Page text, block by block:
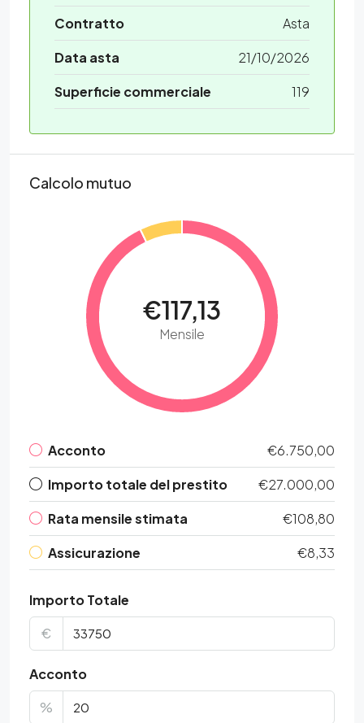
Contratto
Asta
Data asta
21/10/2026
Superficie commerciale
119
Calcolo mutuo
€117,13
Mensile
Acconto
€6.750,00
Importo totale del prestito
€27.000,00
Rata mensile stimata
€108,80
Assicurazione
€8,33
Importo Totale
€
Acconto
%